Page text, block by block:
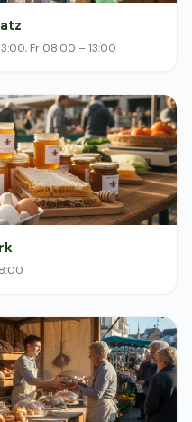
Fr 08:00 – 13:00